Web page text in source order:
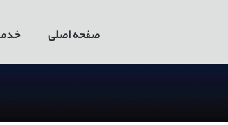
صفحه اصلی